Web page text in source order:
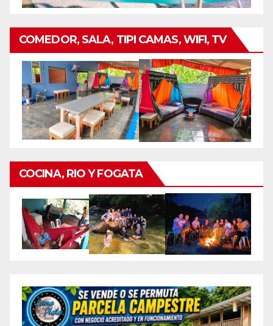
COMEDOR, SALA, TIPI CAMAS, WIFI, TV
COCINA, RIO Y FOGATA